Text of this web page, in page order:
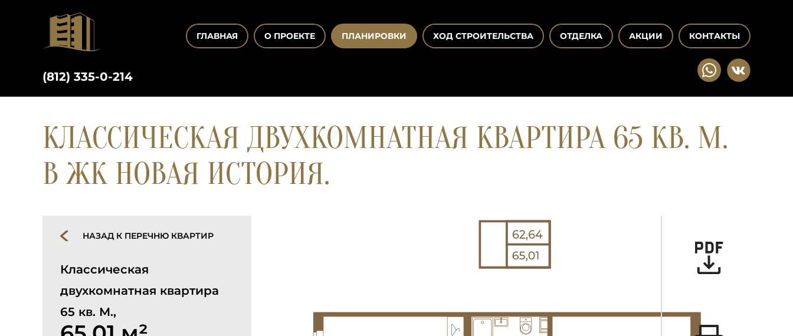
ГЛАВНАЯ О ПРОЕКТЕ ПЛАНИРОВКИ ХОД СТРОИТЕЛЬСТВА ОТДЕЛКА АКЦИИ КОНТАКТЫ
(812) 335-0-214
КЛАССИЧЕСКАЯ ДВУХКОМНАТНАЯ КВАРТИРА 65 КВ. М.
В ЖК НОВАЯ ИСТОРИЯ.
НАЗАД К ПЕРЕЧНЮ КВАРТИР
Классическая
двухкомнатная квартира
65 кв. М.,